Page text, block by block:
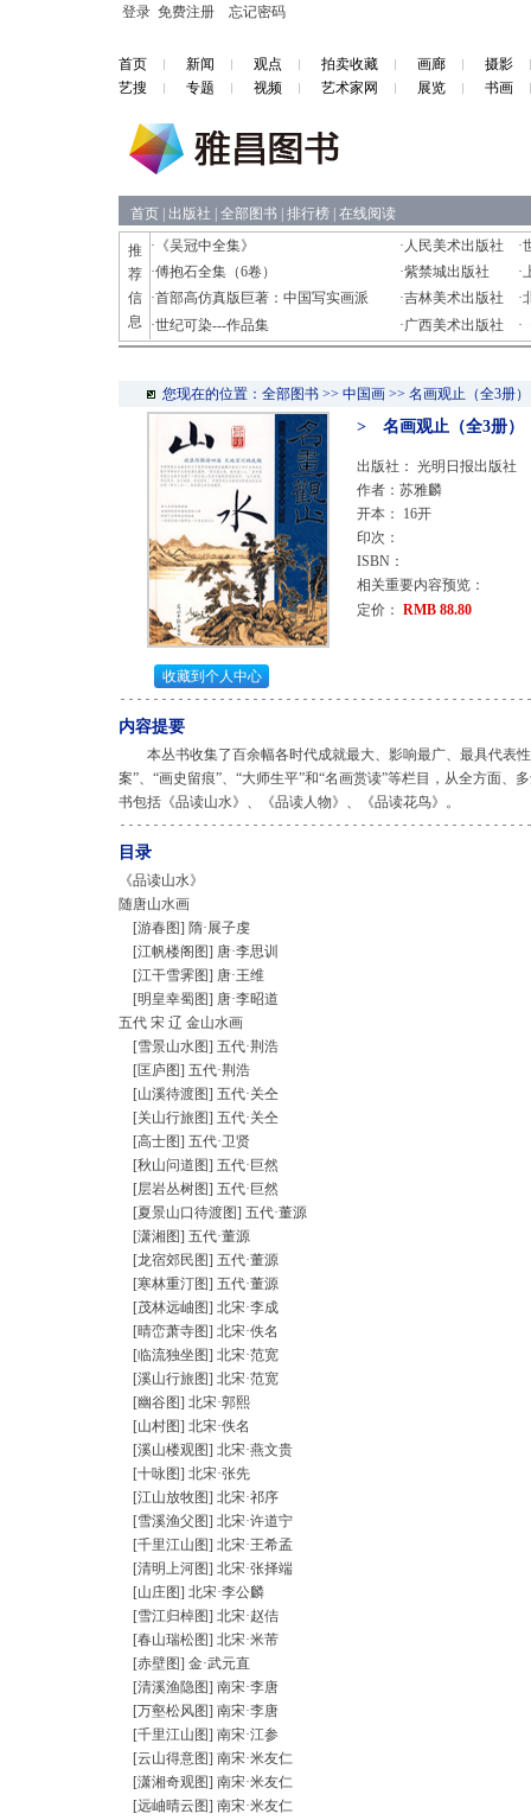
登录 免费注册 忘记密码
首页 新闻 观点 拍卖收藏 画廊
摄影
艺搜
专题 视频 艺术家网 展览 书画
首页 出版社 全部图书 排行榜 在线阅读
推
荐
信
息
· 《吴冠中全集》 · 人民美术出版社 ·
·傅抱石全集（6卷） ·紫禁城出版社 ·
·首部高仿真版巨著：中国写实画派 ·吉林美术出版社 ·
·世纪可染---作品集 ·广西美术出版社 ·
您现在的位置：全部图书 >> 中国画 >> 名画观止（全3册）
> 名画观止（全3册）
出版社： 光明日报出版社
作者：苏雅麟
开本： 16开
印次：
ISBN：
相关重要内容预览：
定价： RMB 88.80
收藏到个人中心
内容提要
本丛书收集了百余幅各时代成就最大、影响最广、最具代表性
案”、“画史留痕”、“大师生平”和“名画赏读”等栏目，从全方面、
书包括《品读山水》、《品读人物》、《品读花鸟》。
目录
《品读山水》
随唐山水画
[游春图] 隋·展子虔
[江帆楼阁图] 唐·李思训
[江干雪霁图] 唐·王维
[明皇幸蜀图] 唐·李昭道
五代 宋 辽 金山水画
[雪景山水图] 五代·荆浩
[匡庐图] 五代·荆浩
[山溪待渡图] 五代·关仝
[关山行旅图] 五代·关仝
[高士图] 五代·卫贤
[秋山问道图] 五代·巨然
[层岩丛树图] 五代·巨然
[夏景山口待渡图] 五代·董源
[潇湘图] 五代·董源
[龙宿郊民图] 五代·董源
[寒林重汀图] 五代·董源
[茂林远岫图] 北宋·李成
[晴峦萧寺图] 北宋·佚名
[临流独坐图] 北宋·范宽
[溪山行旅图] 北宋·范宽
[幽谷图] 北宋·郭熙
[山村图] 北宋·佚名
[溪山楼观图] 北宋·燕文贵
[十咏图] 北宋·张先
[江山放牧图] 北宋·祁序
[雪溪渔父图] 北宋·许道宁
[千里江山图] 北宋·王希孟
[清明上河图] 北宋·张择端
[山庄图] 北宋·李公麟
[雪江归棹图] 北宋·赵佶
[春山瑞松图] 北宋·米芾
[赤壁图] 金·武元直
[清溪渔隐图] 南宋·李唐
[万壑松风图] 南宋·李唐
[千里江山图] 南宋·江参
[云山得意图] 南宋·米友仁
[潇湘奇观图] 南宋·米友仁
[远岫晴云图] 南宋·米友仁